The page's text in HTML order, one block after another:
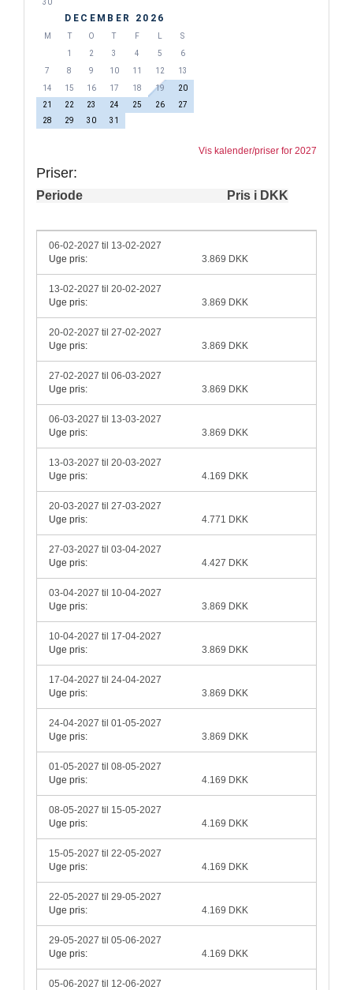
30
DECEMBER 2026
M T O T F
S
1
2 3 4 5
6
7
8 9 10 11 12
13
14
15 16 17 18 19
20
21
22 23 24 25 26
27
28
29 30 31
Vis kalender/priser for 2027
Priser:
Periode Pris i DKK
06-02-2027 til 13-02-2027
Uge pris:
3.869 DKK
13-02-2027 til 20-02-2027
Uge pris:
3.869 DKK
20-02-2027 til 27-02-2027
Uge pris:
3.869 DKK
27-02-2027 til 06-03-2027
Uge pris:
3.869 DKK
06-03-2027 til 13-03-2027
Uge pris:
3.869 DKK
13-03-2027 til 20-03-2027
Uge pris:
4.169 DKK
20-03-2027 til 27-03-2027
Uge pris:
4.771 DKK
27-03-2027 til 03-04-2027
Uge pris:
4.427 DKK
03-04-2027 til 10-04-2027
Uge pris:
3.869 DKK
10-04-2027 til 17-04-2027
Uge pris:
3.869 DKK
17-04-2027 til 24-04-2027
Uge pris:
3.869 DKK
24-04-2027 til 01-05-2027
Uge pris:
3.869 DKK
01-05-2027 til 08-05-2027
Uge pris:
4.169 DKK
08-05-2027 til 15-05-2027
Uge pris:
4.169 DKK
15-05-2027 til 22-05-2027
Uge pris:
4.169 DKK
22-05-2027 til 29-05-2027
Uge pris:
4.169 DKK
29-05-2027 til 05-06-2027
Uge pris:
4.169 DKK
05-06-2027 til 12-06-2027